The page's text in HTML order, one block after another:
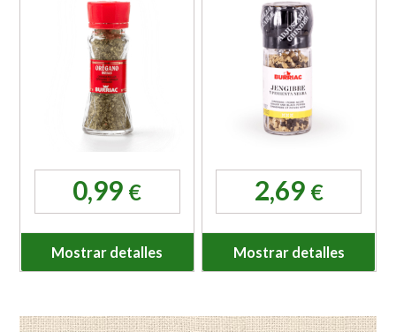
0,99 €
Mostrar detalles
2,69 €
Mostrar detalles